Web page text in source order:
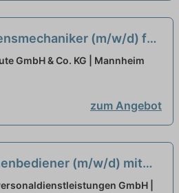
(m/w/d) für
und Kautschuktechnik
GmbH & Co. KG | Mannheim
zum Angebot
(m/w/d) mit
neu
GmbH |